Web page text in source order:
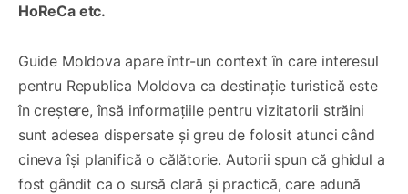
HoReCa etc.
Guide Moldova apare într-un context în care interesul
pentru Republica Moldova ca destinație turistică este
în creștere, însă informațiile pentru vizitatorii străini
sunt adesea dispersate și greu de folosit atunci când
cineva își planifică o călătorie. Autorii spun că ghidul a
fost gândit ca o sursă clară și practică, care adună